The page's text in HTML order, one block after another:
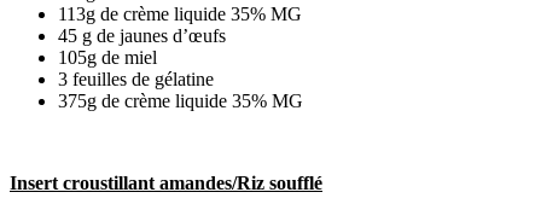
113g de crème liquide 35% MG
45 g de jaunes d’œufs
105g de miel
3 feuilles de gélatine
375g de crème liquide 35% MG
Insert croustillant amandes/Riz soufflé